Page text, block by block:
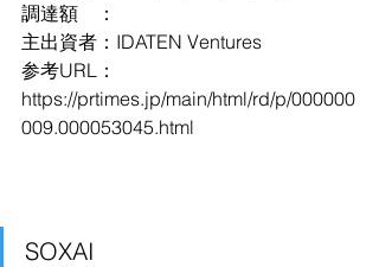
調達額　：
主出資者：IDATEN Ventures
参考URL：
https://prtimes.jp/main/html/rd/p/000000
009.000053045.html
SOXAI